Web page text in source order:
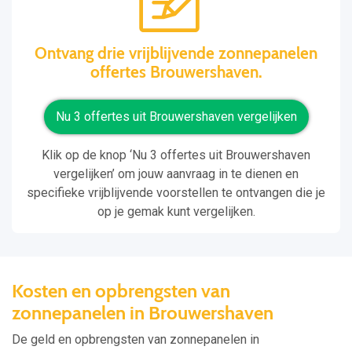
Ontvang drie vrijblijvende zonnepanelen
offertes Brouwershaven.
Nu 3 offertes uit Brouwershaven vergelijken
Klik op de knop ‘Nu 3 offertes uit Brouwershaven
vergelijken’ om jouw aanvraag in te dienen en
specifieke vrijblijvende voorstellen te ontvangen die je
op je gemak kunt vergelijken.
Kosten en opbrengsten van
zonnepanelen in Brouwershaven
De geld en opbrengsten van zonnepanelen in